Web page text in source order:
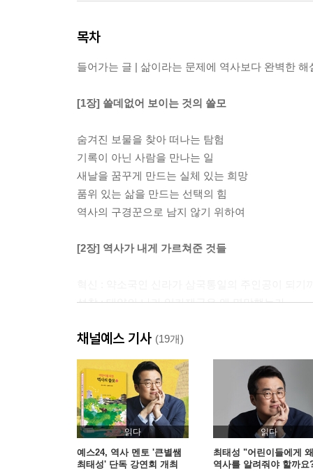
목차
들어가는 글 | 삶이라는 문제에 역사보다 완벽한 해
[1장] 쓸데없어 보이는 것의 쓸모
숨겨진 보물을 찾아 떠나는 탐험
기록이 아닌 사람을 만나는 일
새날을 꿈꾸게 만드는 실체 있는 희망
품위 있는 삶을 만드는 선택의 힘
역사의 구경꾼으로 남지 않기 위하여
[2장] 역사가 내게 가르쳐준 것들
성찰 : 태양의 나라 잉카제국은 왜 멸망했는가
협상 : 하나를 내어주고 둘을 얻는 협상의 달인들
공감 : 왜 할머니, 할아버지는 태극기를 들고 광장
합리 : 체면과 실속 중 무엇을 챙겨야 할까
소통 : 메시지를 효과적으로 전달하는 법
[3장] 한 번의 인생, 어떻게 살 것인가
정도전 : 억압으로부터 자유로워지려면
채널예스 기사 (19개)
읽다
예스24, 역사 멘토 '큰별쌤
최태성' 단독 강연회 개최
읽다
최태성 "어린이들에게 왜
역사를 알려줘야 할까요